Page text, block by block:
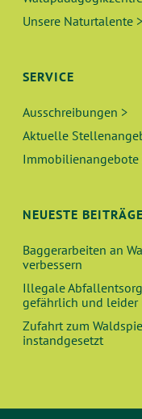
Unsere Naturtalente >
SERVICE
Ausschreibungen >
Aktuelle
Immobilienangebote
NEUESTE BEITRÄGE
Baggerarbeiten an
verbessern
Illegale
gefährlich und leider
Zufahrt zum
instandgesetzt